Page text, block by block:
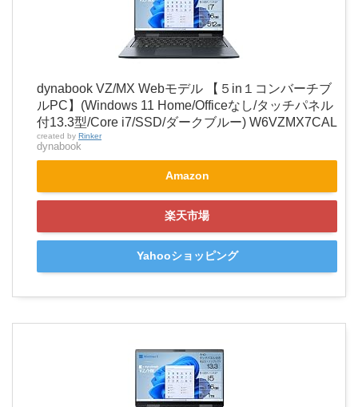
dynabook VZ/MX Webモデル 【５in１コンバーチブ
ルPC】(Windows 11 Home/Officeなし/タッチパネル
付13.3型/Core i7/SSD/ダークブルー) W6VZMX7CAL
created by Rinker
dynabook
Amazon
楽天市場
Yahooショッピング